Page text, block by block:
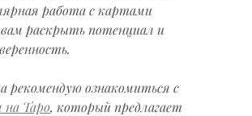
работа с картами
раскрыть потенциал и
рекомендую ознакомиться с
на Таро, который предлагает